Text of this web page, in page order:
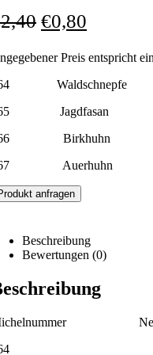
2,40 €0,80
Preis entspricht
Waldschnepfe
Jagdfasan
Birkhuhn
Auerhuhn
anfragen
Beschreibung
Bewertungen (0)